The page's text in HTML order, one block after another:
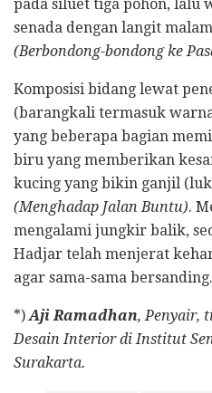
pada siluet tiga pohon, lalu
senada dengan langit
(Berbondong-bondong ke
Komposisi bidang lewat
(barangkali termasuk
yang beberapa bagian
biru yang memberikan
kucing yang bikin ganjil
(Menghadap Jalan Buntu).
mengalami jungkir balik,
Hadjar telah menjerat
agar sama-sama bersanding.
*)Aji Ramadhan, Penyair,
Desain Interior di Institut
Surakarta.